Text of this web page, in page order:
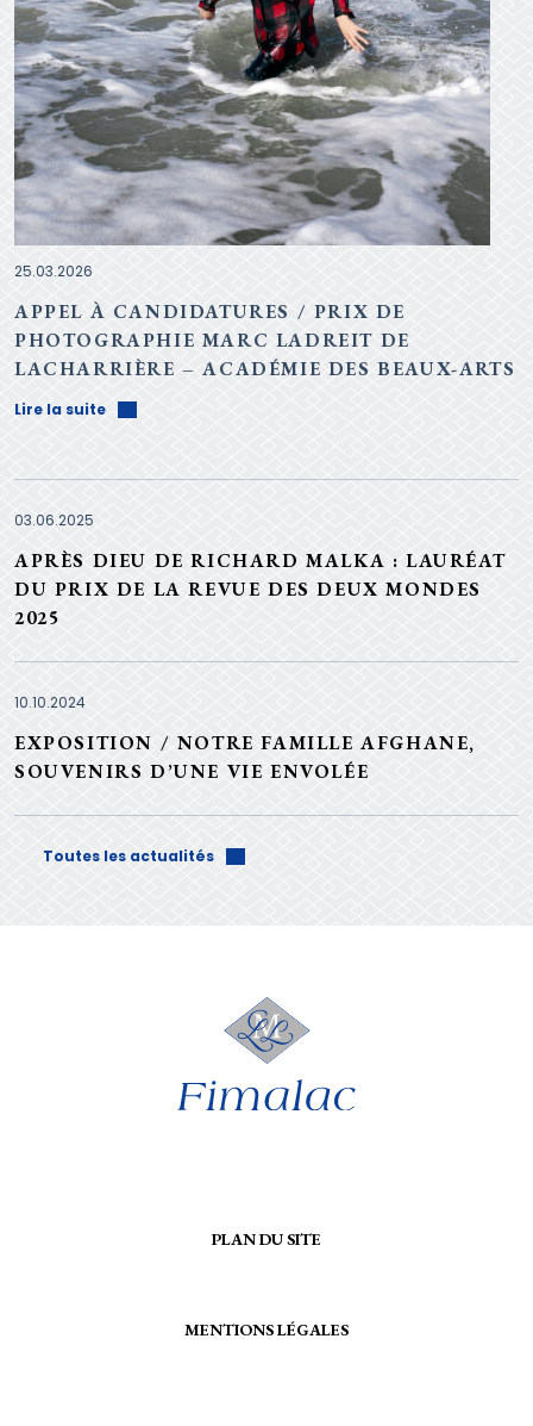
25.03.2026
APPEL À CANDIDATURES / PRIX DE
PHOTOGRAPHIE MARC LADREIT DE
LACHARRIÈRE – ACADÉMIE DES BEAUX-ARTS
Lire la suite
03.06.2025
APRÈS DIEU DE RICHARD MALKA : LAURÉAT
DU PRIX DE LA REVUE DES DEUX MONDES
2025
10.10.2024
EXPOSITION / NOTRE FAMILLE AFGHANE,
SOUVENIRS D’UNE VIE ENVOLÉE
Toutes les actualités
PLAN DU SITE
MENTIONS LÉGALES